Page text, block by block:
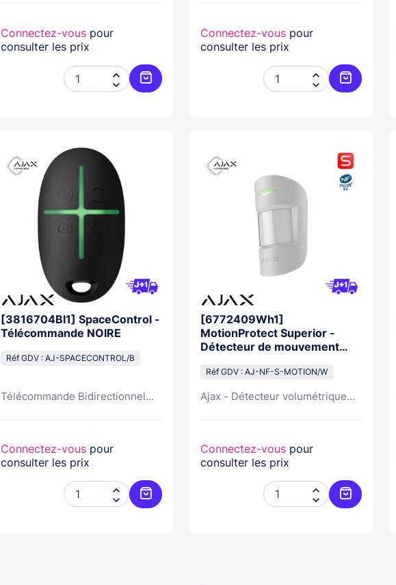
Connectez-vouspour
consulter les prix


Ajouter au panier
Connectez-vouspour
consulter les prix


Ajouter
[3816704Bl1] SpaceControl -
Télécommande NOIRE
Réf GDV : AJ-SPACECONTROL/B
Télécommande Bidirectionnel...
Connectez-vouspour
consulter les prix


Ajouter au panier
[6772409Wh1]
MotionProtect Superior -
Détecteur de mouvement
Réf GDV : AJ-NF-S-MOTION/W
Ajax - Détecteur volumétrique...
Connectez-vouspour
consulter les prix


Ajouter